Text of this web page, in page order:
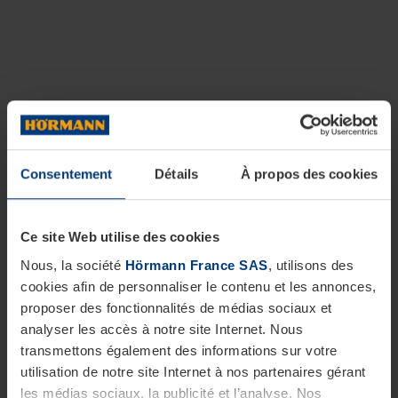
Consentement Détails À propos des cookies
Ce site Web utilise des cookies
Nous, la société Hörmann France SAS, utilisons des
cookies afin de personnaliser le contenu et les annonces,
proposer des fonctionnalités de médias sociaux et
analyser les accès à notre site Internet. Nous
transmettons également des informations sur votre
utilisation de notre site Internet à nos partenaires gérant
les médias sociaux, la publicité et l’analyse. Nos